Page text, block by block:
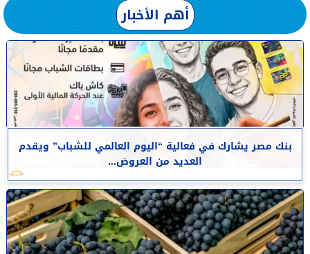
أهم الأخبار
بنك مصر يشارك في فعالية “اليوم العالمي للشباب” ويقدم
العديد من العروض...